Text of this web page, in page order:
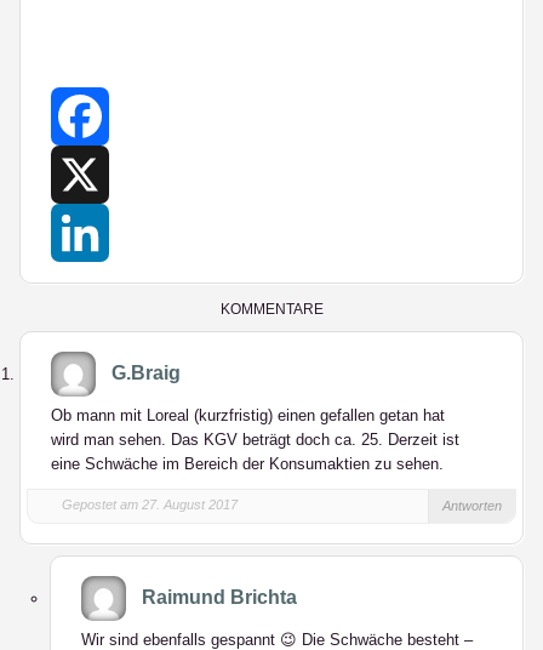
Facebook
KOMMENTARE
G.Braig
Ob mann mit Loreal (kurzfristig) einen gefallen getan hat
wird man sehen. Das KGV beträgt doch ca. 25. Derzeit ist
eine Schwäche im Bereich der Konsumaktien zu sehen.
Gepostet am 27. August 2017 Antworten
Raimund Brichta
Wir sind ebenfalls gespannt 😉 Die Schwäche besteht –